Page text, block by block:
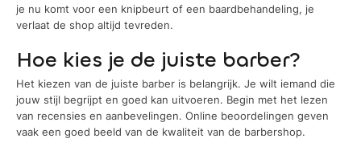
je nu komt voor een knipbeurt of een baardbehandeling, je
verlaat de shop altijd tevreden.
Hoe kies je de juiste barber?
Het kiezen van de juiste barber is belangrijk. Je wilt iemand die
jouw stijl begrijpt en goed kan uitvoeren. Begin met het lezen
van recensies en aanbevelingen. Online beoordelingen geven
vaak een goed beeld van de kwaliteit van de barbershop.